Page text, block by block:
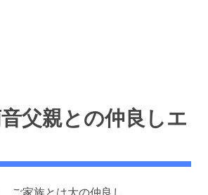
父親との仲良しエ